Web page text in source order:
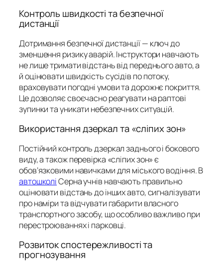
Контроль швидкості та безпечної
дистанції
Дотримання безпечної дистанції — ключ до
зменшення ризику аварій. Інструктори навчають
не лише тримати відстань від переднього авто, а
й оцінювати швидкість сусідів по потоку,
враховувати погодні умови та дорожнє покриття.
Це дозволяє своєчасно реагувати на раптові
зупинки та уникати небезпечних ситуацій.
Використання дзеркал та «сліпих зон»
Постійний контроль дзеркал заднього і бокового
виду, а також перевірка «сліпих зон» є
обов’язковими навичками для міського водіння. В
автошколіСерна учнів навчають правильно
оцінювати відстань до інших авто, сигналізувати
про наміри та відчувати габарити власного
транспортного засобу, що особливо важливо при
перестроюваннях і парковці.
Розвиток спостережливості та
прогнозування